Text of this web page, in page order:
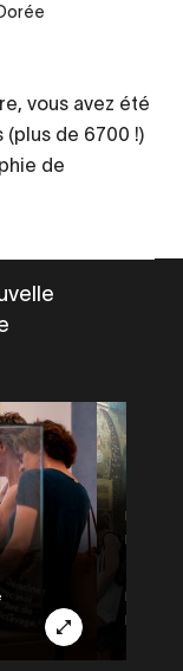
vous avez été
(plus de 6700 !)
de
La
Musée.
Credit
Photo :
Dorée,